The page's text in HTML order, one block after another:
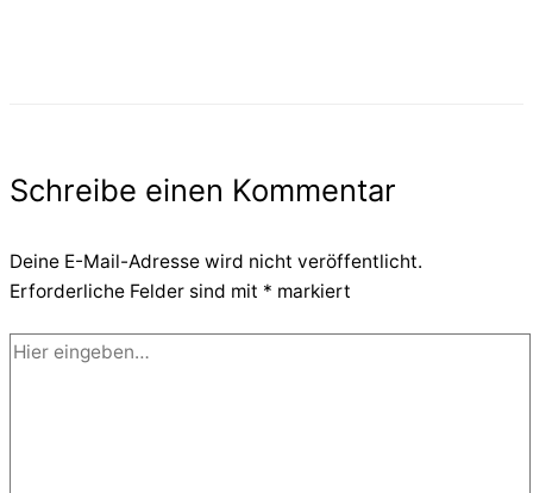
Schreibe einen Kommentar
Deine E-Mail-Adresse wird nicht veröffentlicht.
Erforderliche Felder sind mit * markiert
Hier